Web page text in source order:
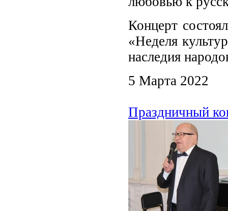
Концерт
«Неделя
наследия
5 Марта 2022
Праздничный